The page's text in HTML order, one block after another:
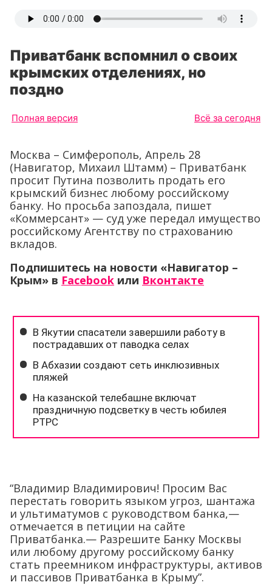
Приватбанк вспомнил о своих
крымских отделениях, но
поздно
Полная версия Всё за сегодня
Москва – Симферополь, Апрель 28
(Навигатор, Михаил Штамм) – Приватбанк
просит Путина позволить продать его
крымский бизнес любому российскому
банку. Но просьба запоздала, пишет
«Коммерсант» — суд уже передал имущество
российскому Агентству по страхованию
вкладов.
Подпишитесь на новости «Навигатор –
Крым» в Facebook или Вконтакте
“Владимир Владимирович! Просим Вас
перестать говорить языком угроз, шантажа
и ультиматумов с руководством банка,—
отмечается в петиции на сайте
Приватбанка.— Разрешите Банку Москвы
или любому другому российскому банку
стать преемником инфраструктуры, активов
и пассивов Приватбанка в Крыму”.